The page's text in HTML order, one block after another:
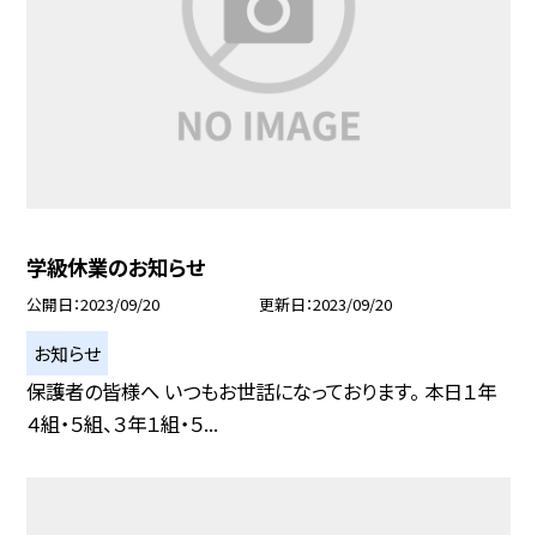
学級休業のお知らせ
公開日 2023/09/20 更新日 2023/09/20
お知らせ
保護者の皆様へ いつもお世話になっております。 本日１年
４組・５組、３年１組・５...